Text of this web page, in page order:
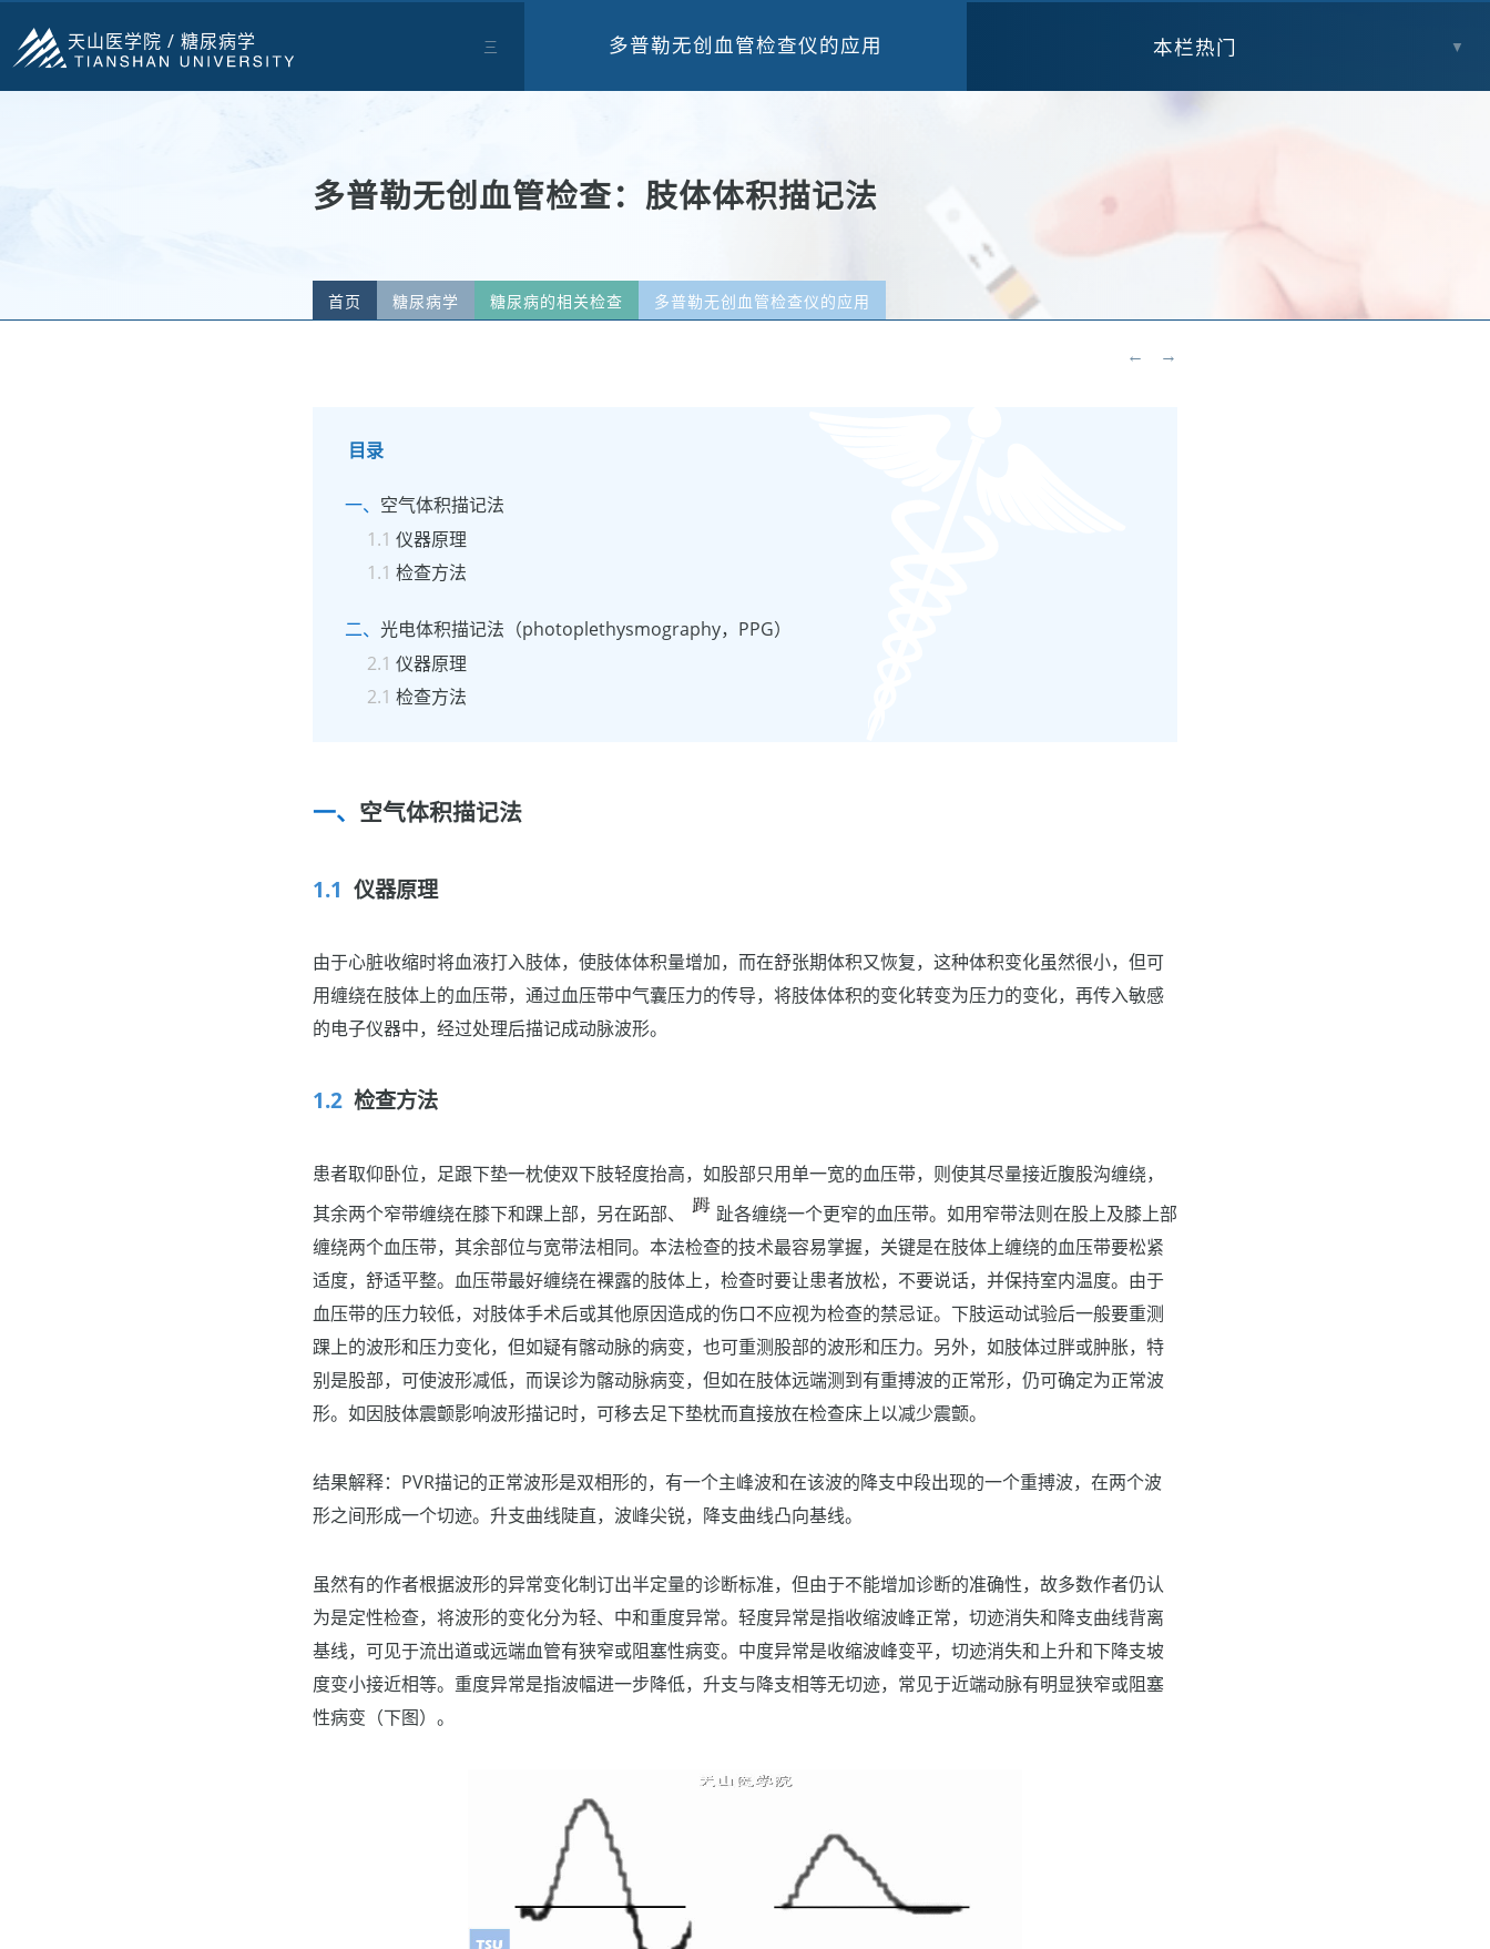
天山医学院 / 糖尿病学 三 多普勒无创血管检查仪的应用 本栏热门 ▼
多普勒无创血管检查：肢体体积描记法
首页 糖尿病学 糖尿病的相关检查 多普勒无创血管检查仪的应用
← →
目录
空气体积描记法
仪器原理
检查方法
光电体积描记法（photoplethysmography，PPG）
仪器原理
检查方法
空气体积描记法
仪器原理
由于心脏收缩时将血液打入肢体，使肢体体积量增加，而在舒张期体积又恢复，这种体积变化虽然很小，但可
用缠绕在肢体上的血压带，通过血压带中气囊压力的传导，将肢体体积的变化转变为压力的变化，再传入敏感
的电子仪器中，经过处理后描记成动脉波形。
检查方法
患者取仰卧位，足跟下垫一枕使双下肢轻度抬高，如股部只用单一宽的血压带，则使其尽量接近腹股沟缠绕，
其余两个窄带缠绕在膝下和踝上部，另在跖部、
趾各缠绕一个更窄的血压带。如用窄带法则在股上及膝上部
缠绕两个血压带，其余部位与宽带法相同。本法检查的技术最容易掌握，关键是在肢体上缠绕的血压带要松紧
适度，舒适平整。血压带最好缠绕在裸露的肢体上，检查时要让患者放松，不要说话，并保持室内温度。由于
血压带的压力较低，对肢体手术后或其他原因造成的伤口不应视为检查的禁忌证。下肢运动试验后一般要重测
踝上的波形和压力变化，但如疑有髂动脉的病变，也可重测股部的波形和压力。另外，如肢体过胖或肿胀，特
别是股部，可使波形减低，而误诊为髂动脉病变，但如在肢体远端测到有重搏波的正常形，仍可确定为正常波
形。如因肢体震颤影响波形描记时，可移去足下垫枕而直接放在检查床上以减少震颤。
结果解释：PVR描记的正常波形是双相形的，有一个主峰波和在该波的降支中段出现的一个重搏波，在两个波
形之间形成一个切迹。升支曲线陡直，波峰尖锐，降支曲线凸向基线。
虽然有的作者根据波形的异常变化制订出半定量的诊断标准，但由于不能增加诊断的准确性，故多数作者仍认
为是定性检查，将波形的变化分为轻、中和重度异常。轻度异常是指收缩波峰正常，切迹消失和降支曲线背离
基线，可见于流出道或远端血管有狭窄或阻塞性病变。中度异常是收缩波峰变平，切迹消失和上升和下降支坡
度变小接近相等。重度异常是指波幅进一步降低，升支与降支相等无切迹，常见于近端动脉有明显狭窄或阻塞
性病变（下图）。